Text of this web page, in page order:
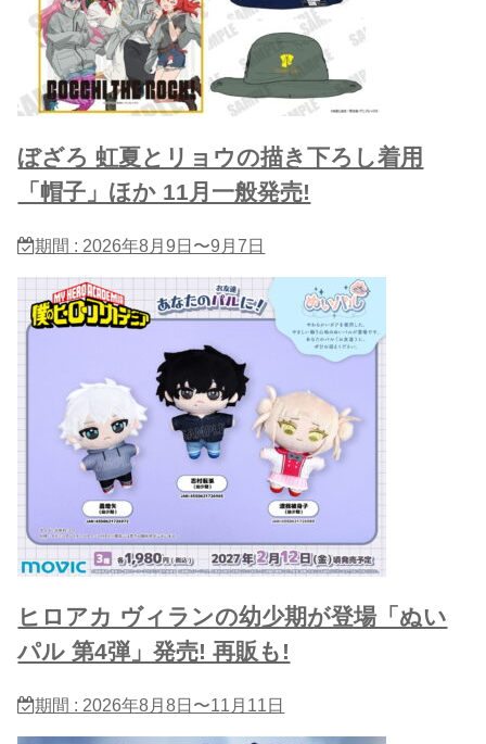
ぼざろ 虹夏とリョウの描き下ろし着用
「帽子」ほか 11月一般発売!
期間 : 2026年8月9日〜9月7日
ヒロアカ ヴィランの幼少期が登場「ぬい
パル 第4弾」発売! 再販も!
期間 : 2026年8月8日〜11月11日